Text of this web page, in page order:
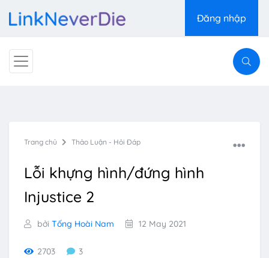
Đăng nhập
Trang chủ Thảo Luận - Hỏi Đáp
Lỗi khựng hình/đứng hình
Injustice 2
bởi Tống Hoài Nam 12 May 2021
2703 3